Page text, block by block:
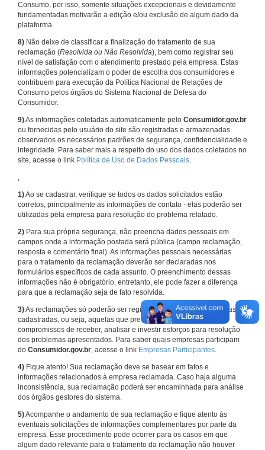
Consumo, por isso, somente situações excepcionais e devidamente
fundamentadas motivarão a edição e/ou exclusão de algum dado da
plataforma.
8) Não deixe de classificar a finalização do tratamento de sua
reclamação (Resolvida ou Não Resolvida), bem como registrar seu
nível de satisfação com o atendimento prestado pela empresa. Estas
informações potencializam o poder de escolha dos consumidores e
contribuem para execução da Política Nacional de Relações de
Consumo pelos órgãos do Sistema Nacional de Defesa do
Consumidor.
9)As informações coletadas automaticamente pelo Consumidor.gov.br
ou fornecidas pelo usuário do site são registradas e armazenadas
observados os necessários padrões de segurança, confidencialidade e
integridade. Para saber mais a respeito do uso dos dados coletados no
site, acesse o link Política de Uso de Dados Pessoais.
,
1)Ao se cadastrar, verifique se todos os dados solicitados estão
corretos, principalmente as informações de contato - elas poderão ser
utilizadas pela empresa para resolução do problema relatado.
2) Para sua própria segurança, não preencha dados pessoais em
campos onde a informação postada será pública (campo reclamação,
resposta e comentário final). As informações pessoais necessárias
para o tratamento da reclamação deverão ser declaradas nos
formulários específicos de cada assunto. O preenchimento dessas
informações não é obrigatório, entretanto, ele pode fazer a diferença
para que a reclamação seja de fato resolvida.
3)As reclamações só poderão ser registradas em face de empresas
cadastradas, ou seja, aquelas que previamente assumiram
compromissos de receber, analisar e investir esforços para resolução
dos problemas apresentados. Para saber quais empresas participam
do Consumidor.gov.br, acesse o link Empresas Participantes.
4) Fique atento! Sua reclamação deve se basear em fatos e
informações relacionados à empresa reclamada. Caso haja alguma
inconsistência, sua reclamação poderá ser encaminhada para análise
dos órgãos gestores do sistema.
5)Acompanhe o andamento de sua reclamação e fique atento às
eventuais solicitações de informações complementares por parte da
empresa. Esse procedimento pode ocorrer para os casos em que
algum dado relevante para o tratamento da reclamação não houver